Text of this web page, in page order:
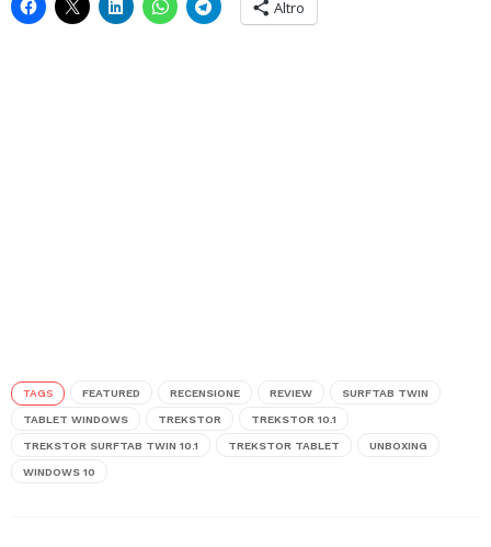
Altro
TAGS FEATURED RECENSIONE REVIEW SURFTAB TWIN
TABLET WINDOWS TREKSTOR TREKSTOR 10.1
TREKSTOR SURFTAB TWIN 10.1 TREKSTOR TABLET UNBOXING
WINDOWS 10